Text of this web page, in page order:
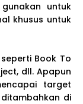
untuk
khusus untuk
Book To
dll. Apapun
target
di